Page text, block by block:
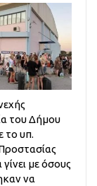
του Δήμου
το υπ.
γίνει με όσους
να